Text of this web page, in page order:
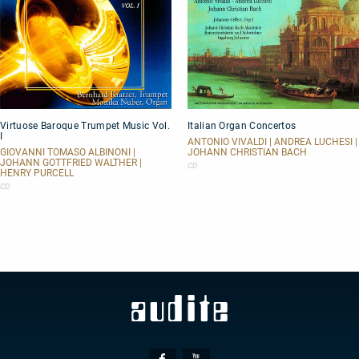
Baroque
Trumpet
Music
Vol.
I
Virtuose Baroque Trumpet Music Vol.
GIOVANNI TOMASO ALBINONI |
JOHANN GOTTFRIED WALTHER |
HENRY PURCELL
CD
Organ
Concertos
Italian Organ Concertos
ANTONIO VIVALDI | ANDREA LUCHESI |
JOHANN CHRISTIAN BACH
CD